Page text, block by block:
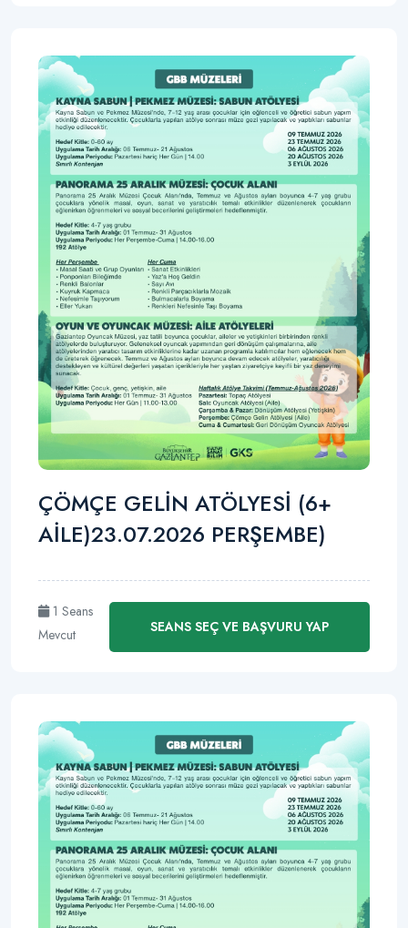
ÇÖMÇE GELİN ATÖLYESİ (6+
AİLE)23.07.2026 PERŞEMBE)
1 Seans
Mevcut
SEANS SEÇ VE BAŞVURU YAP